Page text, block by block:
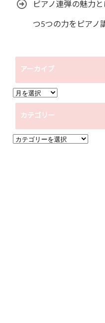
ピアノ連弾の魅力
つ5つの力をピアノ
アーカイブ
ア
イ
ブ
カテゴリー
カ